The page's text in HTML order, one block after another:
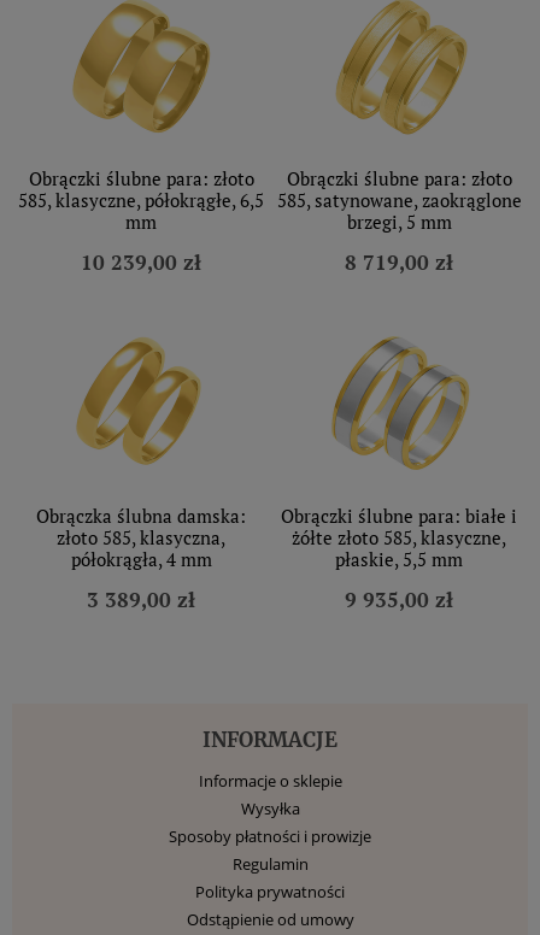
Obrączki ślubne para: złoto
585, klasyczne, półokrągłe, 6,5
mm
10 239,00 zł
Obrączki ślubne para: złoto
585, satynowane, zaokrąglone
brzegi, 5 mm
8 719,00 zł
Obrączka ślubna damska:
złoto 585, klasyczna,
półokrągła, 4 mm
3 389,00 zł
Obrączki ślubne para: białe i
żółte złoto 585, klasyczne,
płaskie, 5,5 mm
9 935,00 zł
INFORMACJE
Informacje o sklepie
Wysyłka
Sposoby płatności i prowizje
Regulamin
Polityka prywatności
Odstąpienie od umowy